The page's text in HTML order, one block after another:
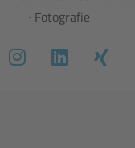
· Fotografie